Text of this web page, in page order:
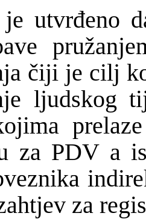
utvrđeno
čiji je cilj
ljudskog
za PDV a
za